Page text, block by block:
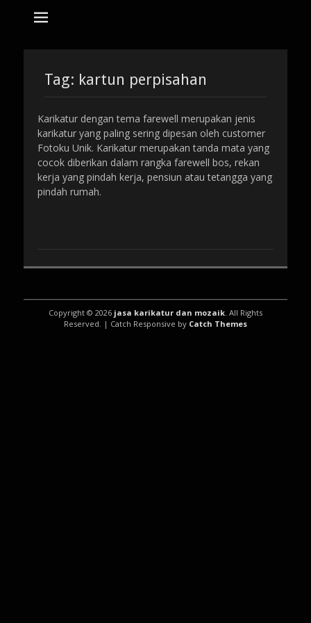
Tag: kartun perpisahan
Karikatur dengan tema farewell merupakan jenis
karikatur yang paling sering dipesan oleh customer
Fotoku Unik. Karikatur merupakan tanda mata yang
cocok diberikan dalam rangka farewell bos, rekan
kerja yang pindah kerja, pensiun atau tetangga yang
pindah rumah.
Copyright © 2026 jasa karikatur dan mozaik. All Rights
Reserved. | Catch Responsive by Catch Themes